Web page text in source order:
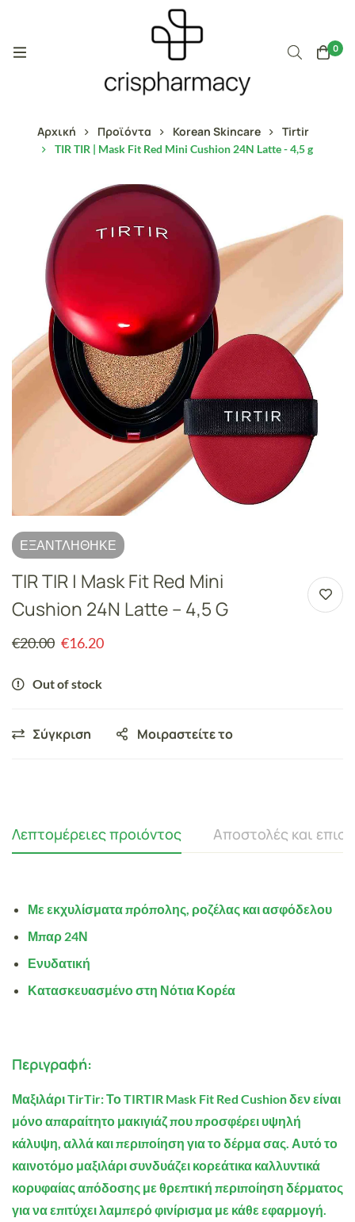
0
Αρχική Προϊόντα Korean Skincare Tirtir
TIR TIR | Mask Fit Red Mini Cushion 24N Latte - 4,5 g
ΕΞΑΝΤΛΉΘΗΚΕ
TIR TIR | Mask Fit Red Mini
Cushion 24N Latte – 4,5 G
€20.00 €16.20
Out of stock
Σύγκριση Μοιραστείτε το
Λεπτομέρειες προιόντος Αποστολές και
Με εκχυλίσματα πρόπολης, ροζέλας και ασφόδελου
Μπαρ 24Ν
Ενυδατική
Κατασκευασμένο στη Νότια Κορέα
Περιγραφή:
Μαξιλάρι TirTir:Το TIRTIR Mask Fit Red Cushion δεν είναι
μόνο απαραίτητο μακιγιάζ που προσφέρει υψηλή
κάλυψη, αλλά και περιποίηση για το δέρμα σας. Αυτό το
καινοτόμο μαξιλάρι συνδυάζει κορεάτικα καλλυντικά
κορυφαίας απόδοσης με θρεπτική περιποίηση δέρματος
για να επιτύχει λαμπερό φινίρισμα με κάθε εφαρμογή.